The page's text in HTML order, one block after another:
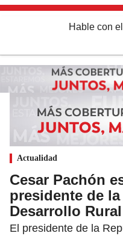
Hable con el
Actualidad
Cesar Pachón
presidente de
Desarrollo Rural
El presidente de la